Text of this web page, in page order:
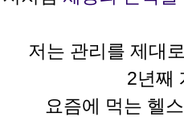
저는 관리를 제대
2년째
요즘에 먹는 헬